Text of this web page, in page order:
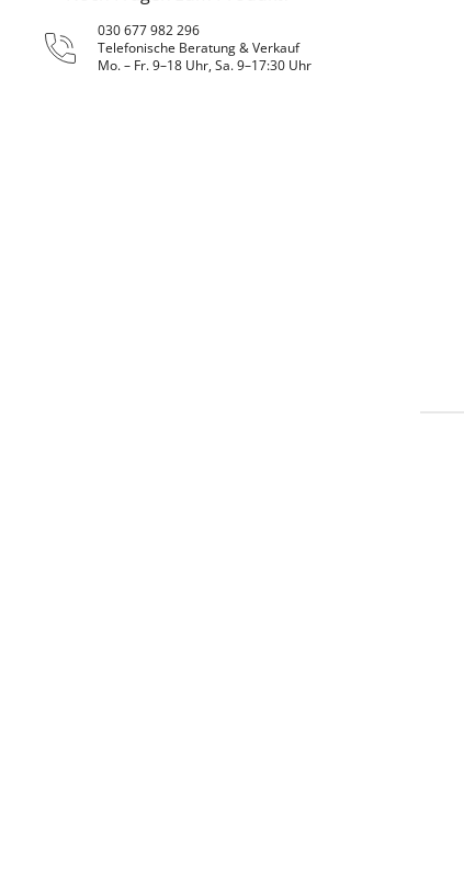
030 677 982 296
Telefonische Beratung & Verkauf
Mo. – Fr. 9–18 Uhr, Sa. 9–17:30 Uhr